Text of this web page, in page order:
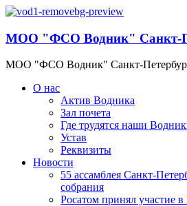
МОО "ФСО Водник" Санкт-
МОО "ФСО Водник" Санкт-
О нас
Актив Водника
Зал почета
Где трудятся наши
Устав
Реквизиты
Новости
55 ассамблея Санкт-
собрания
Росатом принял участие